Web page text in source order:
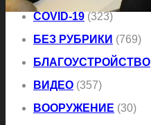
COVID-19 (323)
БЕЗ РУБРИКИ (769)
БЛАГОУСТРОЙСТВО
ВИДЕО (357)
ВООРУЖЕНИЕ (30)